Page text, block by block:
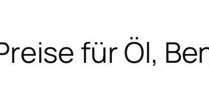
für Öl,